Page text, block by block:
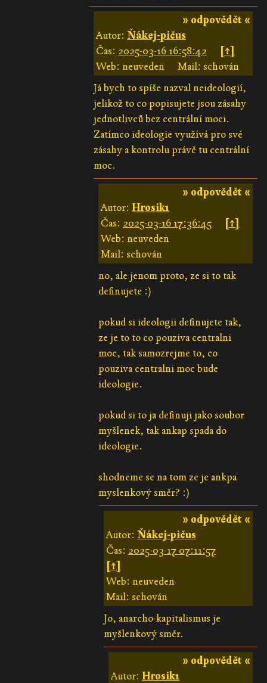
» odpovědět «
Autor:Ňákej-pičus
Čas: 2025-03-16 16:58:42
[↑]
Web: neuveden
Mail: schován
Já bych to spíše nazval neideologií,
jelikož to co popisujete jsou zásahy
jednotlivců bez centrální moci.
Zatímco ideologie využívá pro své
zásahy a kontrolu právě tu centrální
moc.
» odpovědět «
Autor:Hrosik1
Čas: 2025-03-16 17:36:45
[↑]
Web: neuveden
Mail: schován
no, ale jenom proto, ze si to tak
definujete :)
pokud si ideologii definujete tak,
ze je to to co pouziva centralni
moc, tak samozrejme to, co
pouziva centralni moc bude
ideologie.
pokud si to ja definuji jako soubor
myšlenek, tak ankap spada do
ideologie.
shodneme se na tom ze je ankpa
myslenkový směr? :)
» odpovědět «
Autor: Ňákej-pičus
Čas: 2025-03-17 07:11:57
[↑]
Web: neuveden
Mail: schován
Jo, anarcho-kapitalismus je
myšlenkový směr.
» odpovědět «
Autor:Hrosik1